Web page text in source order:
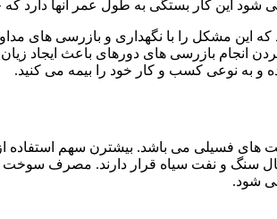
شود این کار بستگی به طول عمر آنها دارد
این مشکل را با نگهداری و بازرسی های
انجام بازرسی های دورهای باعث ایجاد
و به نوعی کسب و کار خود را بیمه می کنید.
های فسیلی می باشد. بیشترن سهم استفاده
سنگ و نفت سیاه قرار دارند. مصرف
شود.